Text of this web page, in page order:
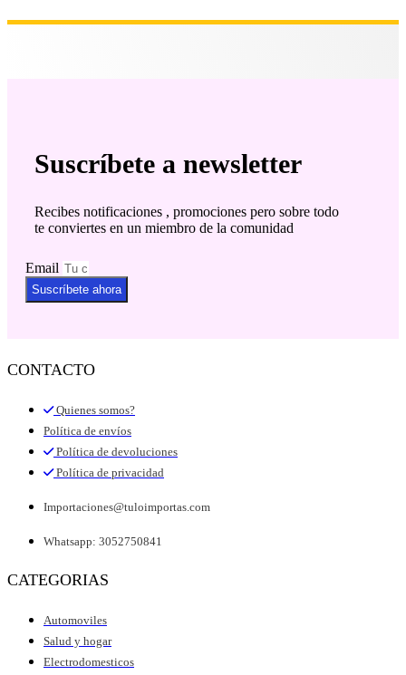
Suscríbete a newsletter
Recibes notificaciones , promociones pero sobre todo
te conviertes en un miembro de la comunidad
Email
Suscríbete ahora
CONTACTO
Quienes somos?
Política de envíos
Política de devoluciones
Política de privacidad
Importaciones@tuloimportas.com
Whatsapp: 3052750841
CATEGORIAS
Automoviles
Salud y hogar
Electrodomesticos